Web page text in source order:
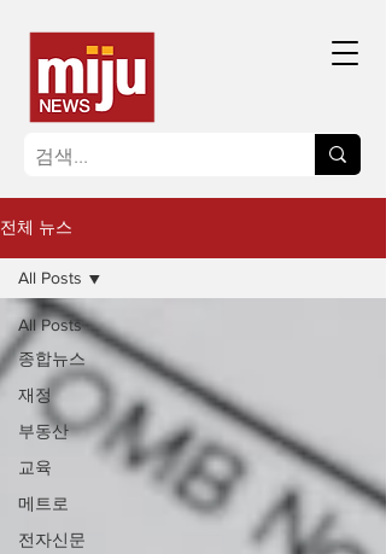
전체 뉴스
All Posts
종합뉴스
재정
부동산
교육
메트로
전자신문
All Posts